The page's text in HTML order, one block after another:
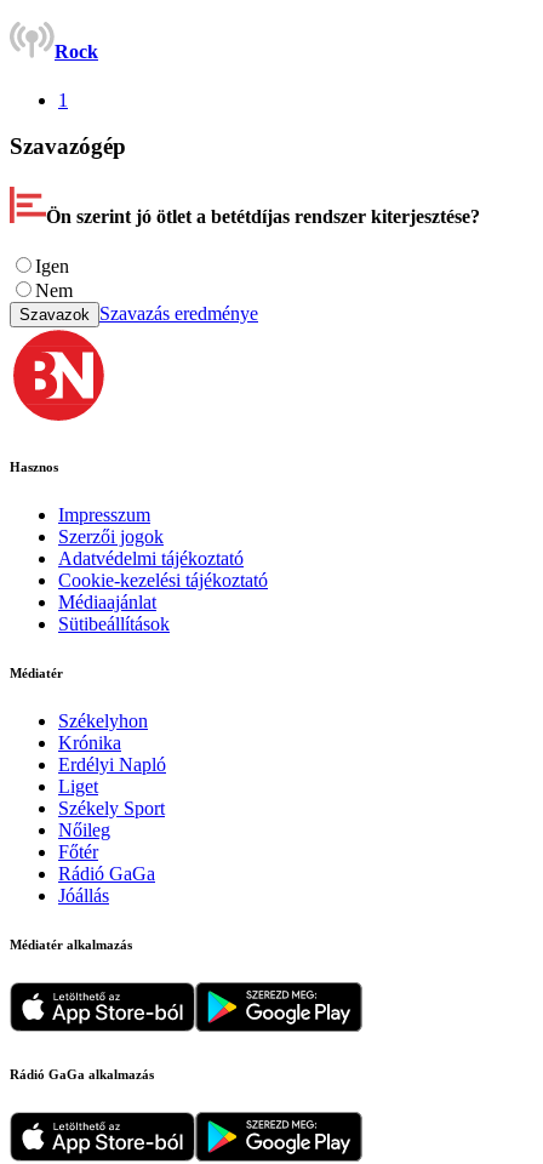
Rock
1
Szavazógép
Ön szerint jó ötlet a betétdíjas rendszer kiterjesztése?
Igen
Nem
Szavazok Szavazás eredménye
Hasznos
Impresszum
Szerzői jogok
Adatvédelmi tájékoztató
Cookie-kezelési tájékoztató
Médiaajánlat
Sütibeállítások
Médiatér
Székelyhon
Krónika
Erdélyi Napló
Liget
Székely Sport
Nőileg
Főtér
Rádió GaGa
Jóállás
Médiatér alkalmazás
Rádió GaGa alkalmazás